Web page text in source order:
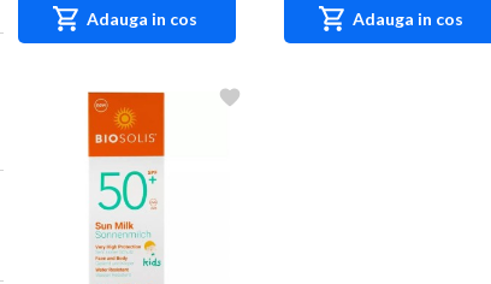
Adauga in cos Adauga in cos